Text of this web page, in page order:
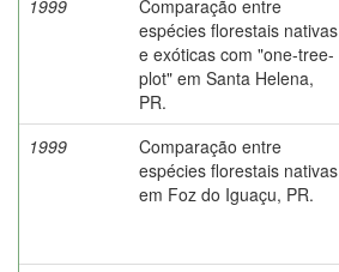
1999
Comparação entre
espécies florestais nativas
e exóticas com "one-tree-
plot" em Santa Helena,
PR.
1999
Comparação entre
espécies florestais nativas
em Foz do Iguaçu, PR.